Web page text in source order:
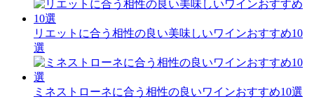
リエットに合う相性の良い美味しいワインおすすめ10
選
ミネストローネに合う相性の良いワインおすすめ10選